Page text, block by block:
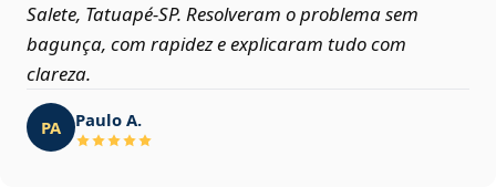
Salete, Tatuapé‑SP. Resolveram o problema sem
bagunça, com rapidez e explicaram tudo com
clareza.
PA Paulo A.